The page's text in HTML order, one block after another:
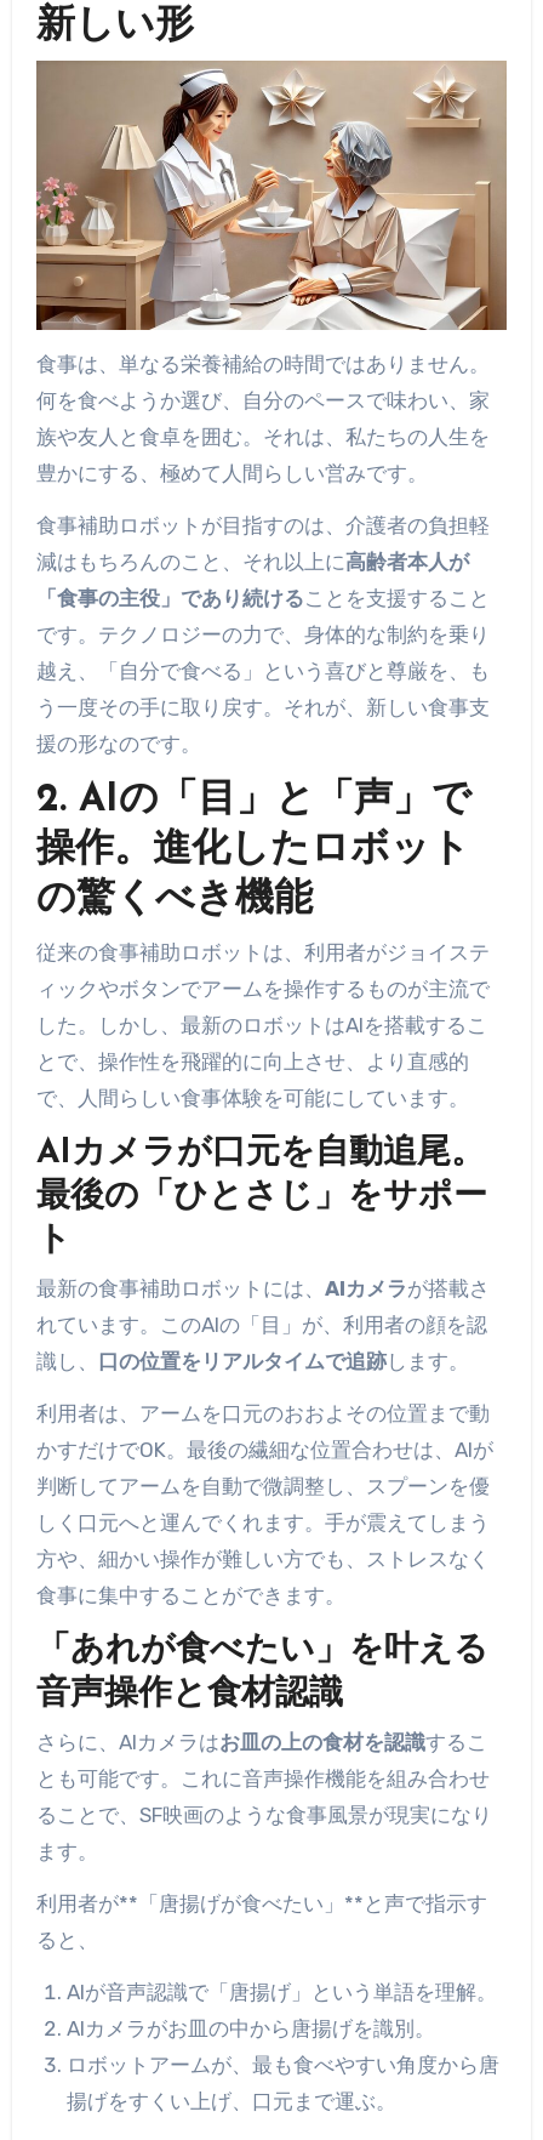
新しい形
食事は、単なる栄養補給の時間ではありません。
何を食べようか選び、自分のペースで味わい、家
族や友人と食卓を囲む。それは、私たちの人生を
豊かにする、極めて人間らしい営みです。
食事補助ロボットが目指すのは、介護者の負担軽
減はもちろんのこと、それ以上に高齢者本人が
「食事の主役」であり続けることを支援すること
です。テクノロジーの力で、身体的な制約を乗り
越え、「自分で食べる」という喜びと尊厳を、も
う一度その手に取り戻す。それが、新しい食事支
援の形なのです。
2. AIの「目」と「声」で
操作。進化したロボット
の驚くべき機能
従来の食事補助ロボットは、利用者がジョイステ
ィックやボタンでアームを操作するものが主流で
した。しかし、最新のロボットはAIを搭載するこ
とで、操作性を飛躍的に向上させ、より直感的
で、人間らしい食事体験を可能にしています。
AIカメラが口元を自動追尾。
最後の「ひとさじ」をサポー
ト
最新の食事補助ロボットには、 AIカメラが搭載さ
れています。このAIの「目」が、利用者の顔を認
識し、
口の位置をリアルタイムで追跡します。
利用者は、アームを口元のおおよその位置まで動
かすだけでOK。最後の繊細な位置合わせは、AIが
判断してアームを自動で微調整し、スプーンを優
しく口元へと運んでくれます。手が震えてしまう
方や、細かい操作が難しい方でも、ストレスなく
食事に集中することができます。
「あれが食べたい」を叶える
音声操作と食材認識
さらに、AIカメラはお皿の上の食材を認識するこ
とも可能です。これに音声操作機能を組み合わせ
ることで、SF映画のような食事風景が現実になり
ます。
利用者が**「唐揚げが食べたい」**と声で指示す
ると、
AIが音声認識で「唐揚げ」という単語を理解。
AIカメラがお皿の中から唐揚げを識別。
ロボットアームが、最も食べやすい角度から唐
揚げをすくい上げ、口元まで運ぶ。